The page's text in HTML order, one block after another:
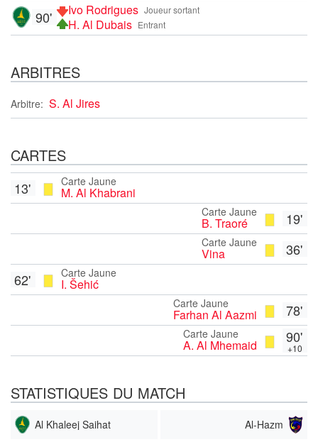
Joueur sortant
Ivo Rodrigues
Entrant
H. Al Dubais
90'
ARBITRES
Arbitre: S. Al Jires
CARTES
Carte Jaune
M. Al Khabrani
13'
19'
Carte Jaune
B. Traoré
36'
Carte Jaune
Vina
Carte Jaune
I. Šehić
62'
78'
Carte Jaune
Farhan Al Aazmi
90'
+10
Carte Jaune
A. Al Mhemaid
STATISTIQUES DU MATCH
Al Khaleej Saihat Al-Hazm